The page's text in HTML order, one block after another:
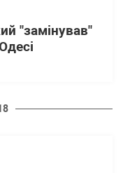
"замінував"